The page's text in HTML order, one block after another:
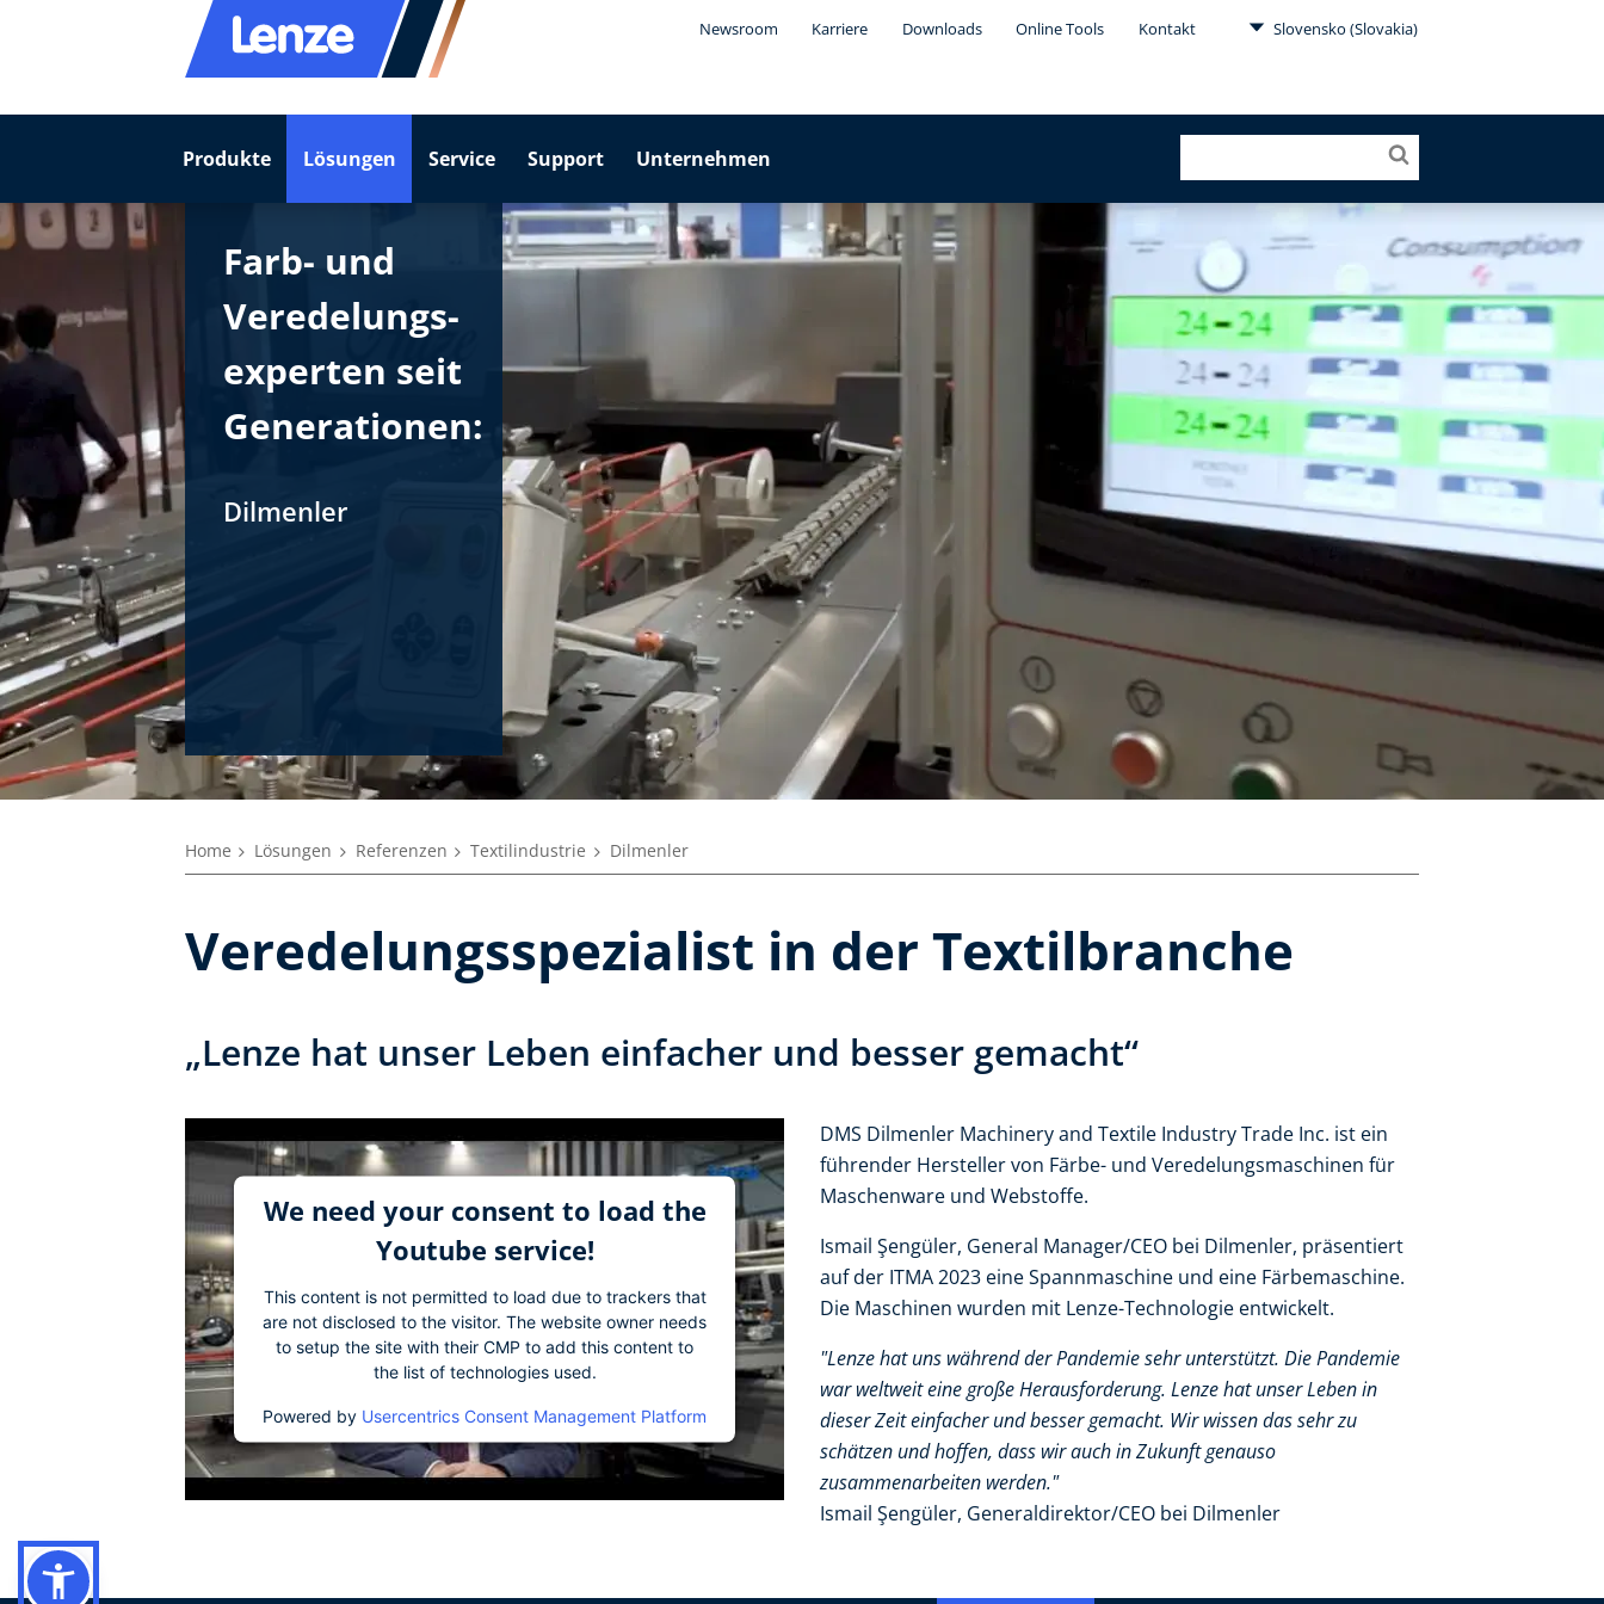
Newsroom Karriere Downloads Online Tools Kontakt Slovensko (Slovakia)
Produkte Lösungen Service Support Unternehmen
Farb- und
Veredelungs­
experten seit
Generationen:
Dilmenler
Home Lösungen Referenzen Textilindustrie Dilmenler
Veredelungsspezialist in der Textilbranche
„Lenze hat unser Leben einfacher und besser gemacht“
We need your consent to load the
Youtube service!
This content is not permitted to load due to trackers that
are not disclosed to the visitor. The website owner needs
to setup the site with their CMP to add this content to
the list of technologies used.
Powered by Usercentrics Consent Management Platform
DMS Dilmenler Machinery and Textile Industry Trade Inc. ist ein
führender Hersteller von Färbe- und Veredelungsmaschinen für
Maschenware und Webstoffe.
Ismail Şengüler, General Manager/CEO bei Dilmenler, präsentiert
auf der ITMA 2023 eine Spannmaschine und eine Färbemaschine.
Die Maschinen wurden mit Lenze-Technologie entwickelt.​
"Lenze hat uns während der Pandemie sehr unterstützt. Die Pandemie
war weltweit eine große Herausforderung. Lenze hat unser Leben in
dieser Zeit einfacher und besser gemacht. Wir wissen das sehr zu
schätzen und hoffen, dass wir auch in Zukunft genauso
zusammenarbeiten werden."
Ismail Şengüler, Generaldirektor/CEO bei Dilmenler​